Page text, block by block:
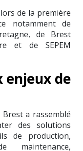
de la première
notamment de
de Brest
et de SEPEM
enjeux de
Brest a rassemblé
des solutions
de production,